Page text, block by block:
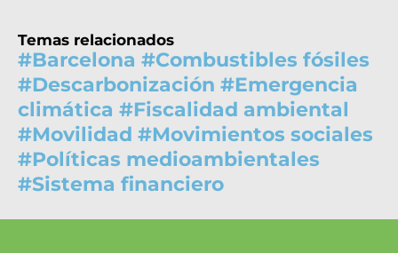
Temas relacionados
#Barcelona #Combustibles fósiles
#Descarbonización #Emergencia
climática #Fiscalidad ambiental
#Movilidad #Movimientos sociales
#Políticas medioambientales
#Sistema financiero